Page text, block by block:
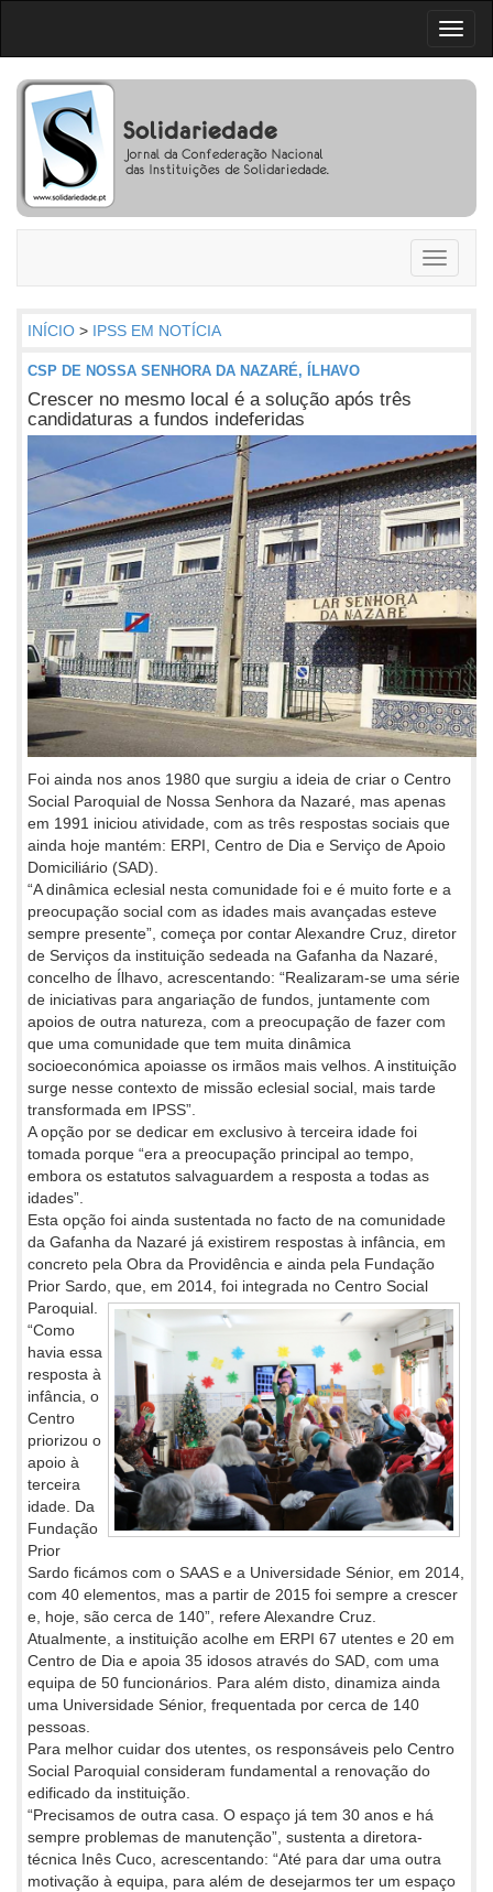
Toggle
INÍCIO > IPSS EM NOTÍCIA
CSP DE NOSSA SENHORA DA NAZARÉ, ÍLHAVO
Crescer no mesmo local é a solução após três
candidaturas a fundos indeferidas
Foi ainda nos anos 1980 que surgiu a ideia de criar o Centro
Social Paroquial de Nossa Senhora da Nazaré, mas apenas
em 1991 iniciou atividade, com as três respostas sociais que
ainda hoje mantém: ERPI, Centro de Dia e Serviço de Apoio
Domiciliário (SAD).
“A dinâmica eclesial nesta comunidade foi e é muito forte e a
preocupação social com as idades mais avançadas esteve
sempre presente”, começa por contar Alexandre Cruz, diretor
de Serviços da instituição sedeada na Gafanha da Nazaré,
concelho de Ílhavo, acrescentando: “Realizaram-se uma série
de iniciativas para angariação de fundos, juntamente com
apoios de outra natureza, com a preocupação de fazer com
que uma comunidade que tem muita dinâmica
socioeconómica apoiasse os irmãos mais velhos. A instituição
surge nesse contexto de missão eclesial social, mais tarde
transformada em IPSS”.
A opção por se dedicar em exclusivo à terceira idade foi
tomada porque “era a preocupação principal ao tempo,
embora os estatutos salvaguardem a resposta a todas as
idades”.
Esta opção foi ainda sustentada no facto de na comunidade
da Gafanha da Nazaré já existirem respostas à infância, em
concreto pela Obra da Providência e ainda pela Fundação
Prior Sardo, que, em 2014, foi integrada no Centro Social
Paroquial.
“Como
havia essa
resposta à
infância, o
Centro
priorizou o
apoio à
terceira
idade. Da
Fundação
Prior
Sardo ficámos com o SAAS e a Universidade Sénior, em 2014,
com 40 elementos, mas a partir de 2015 foi sempre a crescer
e, hoje, são cerca de 140”, refere Alexandre Cruz.
Atualmente, a instituição acolhe em ERPI 67 utentes e 20 em
Centro de Dia e apoia 35 idosos através do SAD, com uma
equipa de 50 funcionários. Para além disto, dinamiza ainda
uma Universidade Sénior, frequentada por cerca de 140
pessoas.
Para melhor cuidar dos utentes, os responsáveis pelo Centro
Social Paroquial consideram fundamental a renovação do
edificado da instituição.
“Precisamos de outra casa. O espaço já tem 30 anos e há
sempre problemas de manutenção”, sustenta a diretora-
técnica Inês Cuco, acrescentando: “Até para dar uma outra
motivação à equipa, para além de desejarmos ter um espaço